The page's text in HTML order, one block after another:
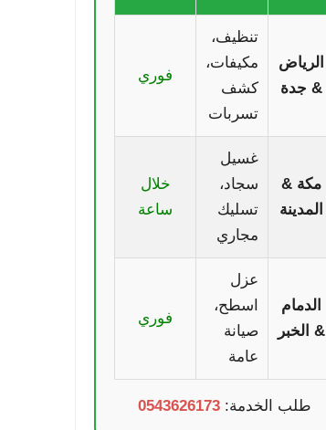
الرياض
& جدة
تنظيف،
مكيفات،
كشف
تسربات
فوري
مكة &
المدينة
غسيل
سجاد،
تسليك
مجاري
خلال
ساعة
الدمام
& الخبر
عزل
اسطح،
صيانة
عامة
فوري
طلب الخدمة: 0543626173